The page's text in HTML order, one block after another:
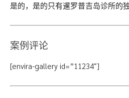
是的，是的只有暹罗普吉岛诊所的
案例评论
[envira-gallery id=”11234″]